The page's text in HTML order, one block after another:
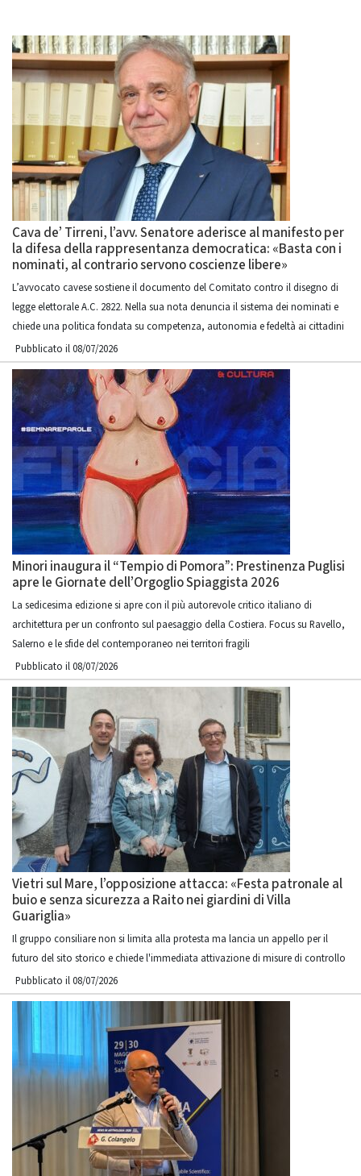
Cava de’ Tirreni, l’avv. Senatore aderisce al manifesto per
la difesa della rappresentanza democratica: «Basta con i
nominati, al contrario servono coscienze libere»
L’avvocato cavese sostiene il documento del Comitato contro il disegno di
legge elettorale A.C. 2822. Nella sua nota denuncia il sistema dei nominati e
chiede una politica fondata su competenza, autonomia e fedeltà ai cittadini
Pubblicato il 08/07/2026
Minori inaugura il “Tempio di Pomora”: Prestinenza Puglisi
apre le Giornate dell’Orgoglio Spiaggista 2026
La sedicesima edizione si apre con il più autorevole critico italiano di
architettura per un confronto sul paesaggio della Costiera. Focus su Ravello,
Salerno e le sfide del contemporaneo nei territori fragili
Pubblicato il 08/07/2026
Vietri sul Mare, l’opposizione attacca: «Festa patronale al
buio e senza sicurezza a Raito nei giardini di Villa
Guariglia»
Il gruppo consiliare non si limita alla protesta ma lancia un appello per il
futuro del sito storico e chiede l'immediata attivazione di misure di controllo
Pubblicato il 08/07/2026